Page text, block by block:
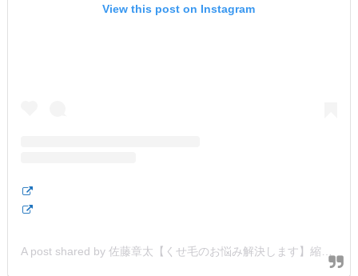
View this post on Instagram